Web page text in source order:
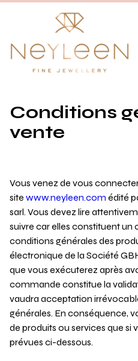
Conditions
vente
Vous venez de vous
site www.neyleen.com édité
sarl. Vous devez lire
suivre car elles constituent un
conditions générales des
électronique de la Société
que vous exécuterez après
commande constitue la
vaudra acceptation
générales. En conséquence,
de produits ou services que si
prévues ci-dessous.